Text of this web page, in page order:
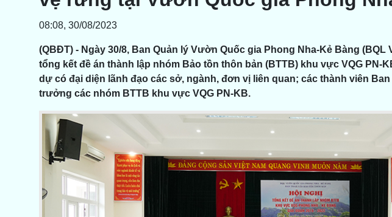
08:08, 30/08/2023
(QBĐT) - Ngày 30/8, Ban Quản lý Vườn Quốc gia Phong Nha-Kẻ Bàng (BQL
tổng kết đề án thành lập nhóm Bảo tồn thôn bản (BTTB) khu vực VQG PN-
dự có đại diện lãnh đạo các sở, ngành, đơn vị liên quan; các thành viên
trưởng các nhóm BTTB khu vực VQG PN-KB.